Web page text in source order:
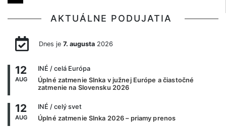
AKTUÁLNE PODUJATIA
Dnes je 7. augusta2026
12
AUG
INÉ / celá Európa
Úplné zatmenie Slnka v južnej Európe a čiastočné
zatmenie na Slovensku 2026
12
AUG
INÉ / celý svet
Úplné zatmenie Slnka 2026 – priamy prenos